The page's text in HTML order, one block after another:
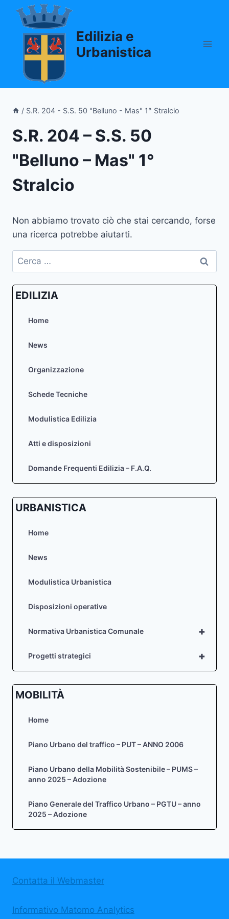
Salta
contenuto
Edilizia e
Urbanistica
/ S.R. 204 - S.S. 50 "Belluno - Mas" 1° Stralcio
S.R. 204 – S.S. 50
"Belluno – Mas" 1°
Stralcio
Non abbiamo trovato ciò che stai cercando, forse
una ricerca potrebbe aiutarti.
Ricerca
per:
EDILIZIA
Home
News
Organizzazione
Schede Tecniche
Modulistica Edilizia
Atti e disposizioni
Domande Frequenti Edilizia – F.A.Q.
URBANISTICA
Home
News
Modulistica Urbanistica
Disposizioni operative
+
Normativa Urbanistica Comunale
+
Progetti strategici
MOBILITÀ
Home
Piano Urbano del traffico – PUT – ANNO 2006
Piano Urbano della Mobilità Sostenibile – PUMS –
anno 2025 – Adozione
Piano Generale del Traffico Urbano – PGTU – anno
2025 – Adozione
Contatta il Webmaster
Informativo Matomo Analytics